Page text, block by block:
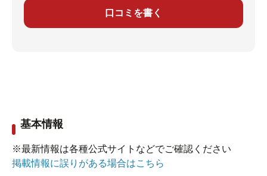
口コミを書く
基本情報
※最新情報は各種公式サイトなどでご確認ください
掲載情報に誤りがある場合はこちら